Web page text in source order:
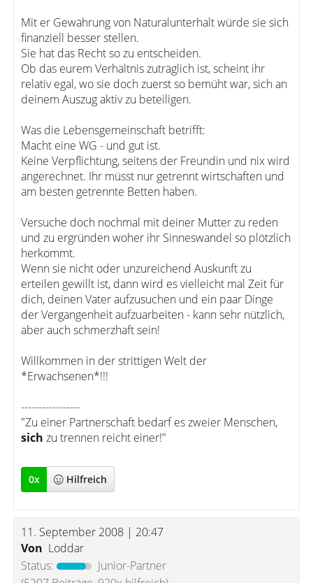
Mit er Gewährung von Naturalunterhalt würde sie sich
finanziell besser stellen.
Sie hat das Recht so zu entscheiden.
Ob das eurem Verhältnis zuträglich ist, scheint ihr
relativ egal, wo sie doch zuerst so bemüht war, sich an
deinem Auszug aktiv zu beteiligen.
Was die Lebensgemeinschaft betrifft:
Macht eine WG - und gut ist.
Keine Verpflichtung, seitens der Freundin und nix wird
angerechnet. Ihr müsst nur getrennt wirtschaften und
am besten getrennte Betten haben.
Versuche doch nochmal mit deiner Mutter zu reden
und zu ergründen woher ihr Sinneswandel so plötzlich
herkommt.
Wenn sie nicht oder unzureichend Auskunft zu
erteilen gewillt ist, dann wird es vielleicht mal Zeit für
dich, deinen Vater aufzusuchen und ein paar Dinge
der Vergangenheit aufzuarbeiten - kann sehr nützlich,
aber auch schmerzhaft sein!
Willkommen in der strittigen Welt der
*Erwachsenen*!!!
-----------------
"Zu einer Partnerschaft bedarf es zweier Menschen,
sich zu trennen reicht einer!"
0x Hilfreich
11. September 2008 | 20:47
Von Loddar
Status:
Junior-Partner